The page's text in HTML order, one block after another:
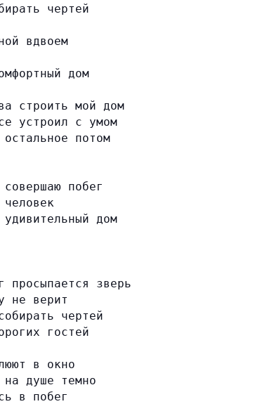
чертей
вдвоем
дом
строить мой дом
устроил с умом
потом
побег
дом
зверь
не верит
чертей
гостей
в окно
душе темно
в побег